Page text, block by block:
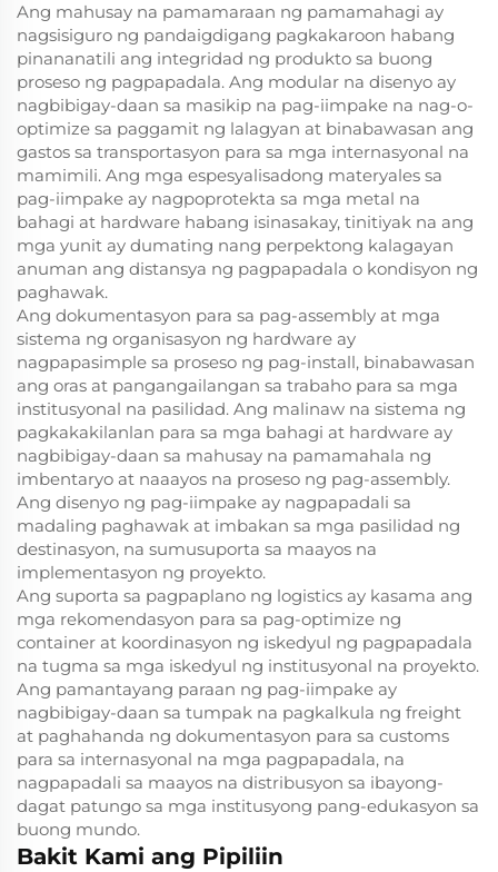
Ang mahusay na pamamaraan ng pamamahagi ay
nagsisiguro ng pandaigdigang pagkakaroon habang
pinananatili ang integridad ng produkto sa buong
proseso ng pagpapadala. Ang modular na disenyo ay
nagbibigay-daan sa masikip na pag-iimpake na nag-o-
optimize sa paggamit ng lalagyan at binabawasan ang
gastos sa transportasyon para sa mga internasyonal na
mamimili. Ang mga espesyalisadong materyales sa
pag-iimpake ay nagpoprotekta sa mga metal na
bahagi at hardware habang isinasakay, tinitiyak na ang
mga yunit ay dumating nang perpektong kalagayan
anuman ang distansya ng pagpapadala o kondisyon ng
paghawak.
Ang dokumentasyon para sa pag-assembly at mga
sistema ng organisasyon ng hardware ay
nagpapasimple sa proseso ng pag-install, binabawasan
ang oras at pangangailangan sa trabaho para sa mga
institusyonal na pasilidad. Ang malinaw na sistema ng
pagkakakilanlan para sa mga bahagi at hardware ay
nagbibigay-daan sa mahusay na pamamahala ng
imbentaryo at naaayos na proseso ng pag-assembly.
Ang disenyo ng pag-iimpake ay nagpapadali sa
madaling paghawak at imbakan sa mga pasilidad ng
destinasyon, na sumusuporta sa maayos na
implementasyon ng proyekto.
Ang suporta sa pagpaplano ng logistics ay kasama ang
mga rekomendasyon para sa pag-optimize ng
container at koordinasyon ng iskedyul ng pagpapadala
na tugma sa mga iskedyul ng institusyonal na proyekto.
Ang pamantayang paraan ng pag-iimpake ay
nagbibigay-daan sa tumpak na pagkalkula ng freight
at paghahanda ng dokumentasyon para sa customs
para sa internasyonal na mga pagpapadala, na
nagpapadali sa maayos na distribusyon sa ibayong-
dagat patungo sa mga institusyong pang-edukasyon sa
buong mundo.
Bakit Kami ang Pipiliin